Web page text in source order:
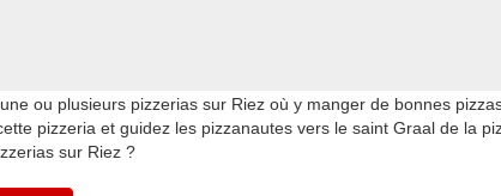
ou plusieurs pizzerias sur Riez où y manger de bonnes
pizzeria et guidez les pizzanautes vers le saint Graal de la
sur Riez ?